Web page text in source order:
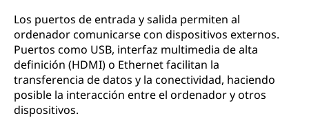
Los puertos de entrada y salida permiten al
ordenador comunicarse con dispositivos externos.
Puertos como USB, interfaz multimedia de alta
definición (HDMI) o Ethernet facilitan la
transferencia de datos y la conectividad, haciendo
posible la interacción entre el ordenador y otros
dispositivos.